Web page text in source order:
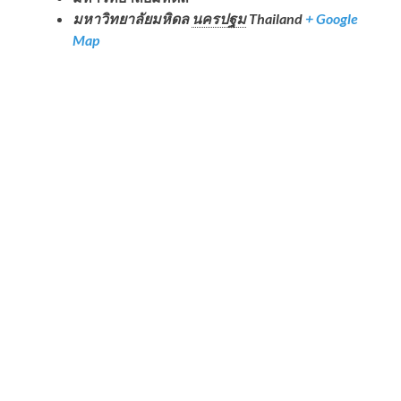
มหาวิทยาลัยมหิดล นครปฐม Thailand + Google
Map